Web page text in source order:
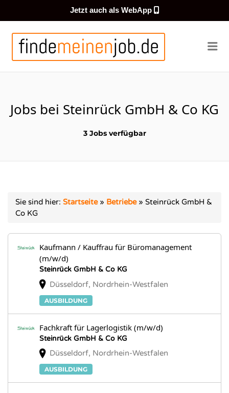
Jetzt auch als WebApp
Jobs bei Steinrück GmbH & Co KG
3 Jobs verfügbar
Sie sind hier: Startseite» Betriebe» Steinrück GmbH &
Co KG
Kaufmann / Kauffrau für Büromanagement
(m/w/d)
Steinrück GmbH & Co KG
Düsseldorf, Nordrhein-Westfalen
AUSBILDUNG
Fachkraft für Lagerlogistik (m/w/d)
Steinrück GmbH & Co KG
Düsseldorf, Nordrhein-Westfalen
AUSBILDUNG